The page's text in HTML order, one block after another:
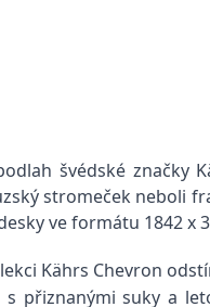
švédské značky
stromeček neboli
ve formátu 1842
Kährs Chevron
přiznanými suky a